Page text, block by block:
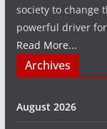
society to change
powerful driver
Read More...
Archives
August 2026